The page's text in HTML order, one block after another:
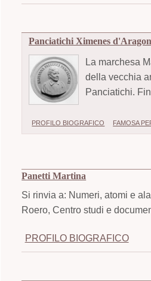
Panciatichi Ximenes
La marchesa
della vecchia
Panciatichi.
PROFILO BIOGRAFICO FAMOSA
Panetti Martina
Si rinvia a: Numeri, atomi e
Roero, Centro studi e
PROFILO BIOGRAFICO